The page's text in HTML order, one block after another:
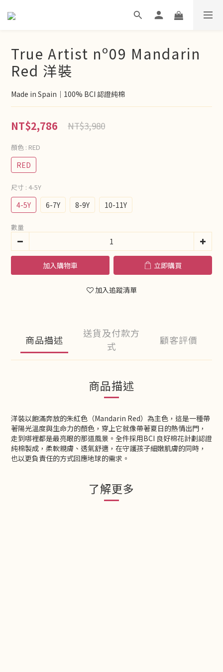
True Artist nº09 Mandarin
Red 洋裝
Made in Spain｜100% BCI 認證純棉
NT$2,786 NT$3,980
顏色 : RED
RED
尺寸 : 4-5Y
4-5Y 6-7Y 8-9Y 10-11Y
數量
加入購物車 立即購買
加入追蹤清單
商品描述
送貨及付款方
式
顧客評價
商品描述
洋裝以飽滿奔放的朱紅色（Mandarin Red）為主色，這是一種帶
著陽光溫度與生命力的顏色，穿上它就像帶著夏日的熱情出門，
走到哪裡都是最亮眼的那道風景。全件採用BCI 良好棉花計劃認證
純棉製成，柔軟親膚、透氣舒適，在守護孩子細嫩肌膚的同時，
也以更負責任的方式回應地球的需求。
了解更多